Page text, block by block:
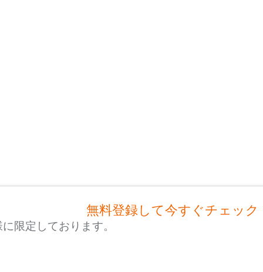
無料登録して今すぐチェック
限定しております。